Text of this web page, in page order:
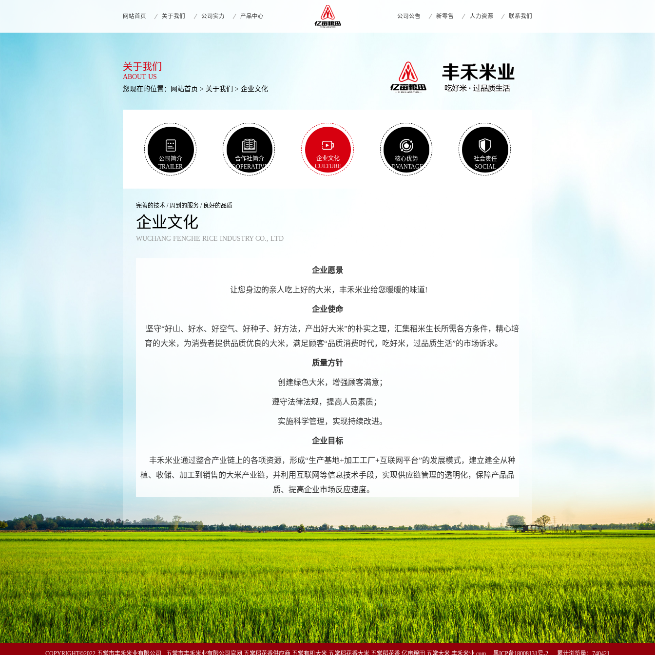
网站首页 关于我们 公司实力 产品中心 公司公告 新零售 人力资源 联系我们
关于我们
ABOUT US
您现在的位置：
网站首页 > 关于我们 > 企业文化
公司简介
TRAILER
合作社简介
COOPERATIVES
企业文化
CULTURE
核心优势
ADVANTAGES
社会责任
SOCIAL
完善的技术 / 周到的服务 / 良好的品质
企业文化
WUCHANG FENGHE RICE INDUSTRY CO., LTD
企业愿景
让您身边的亲人吃上好的大米，丰禾米业给您暖暖的味道!
企业使命
坚守“好山、好水、好空气、好种子、好方法，产出好大米”的朴实之理，汇集稻米生长所需各方条件，精心培
育的大米，为消费者提供品质优良的大米，满足顾客“品质消费时代，吃好米，过品质生活”的市场诉求。
质量方针
创建绿色大米，增强顾客满意；
遵守法律法规，提高人员素质；
实施科学管理，实现持续改进。
企业目标
丰禾米业通过整合产业链上的各项资源，形成“生产基地+加工工厂+互联网平台”的发展模式，建立建全从种
植、收储、加工到销售的大米产业链，并利用互联网等信息技术手段，实现供应链管理的透明化，保障产品品
质、提高企业市场反应速度。
COPYRIGHT©2022 五常市丰禾米业有限公司 五常市丰禾米业有限公司官网,五常稻花香供应商,五常有机大米,五常稻花香大米,五常稻花香,亿亩粮田,五常大米,丰禾米业.com 黑ICP备18008131号-2 累计浏览量：740421